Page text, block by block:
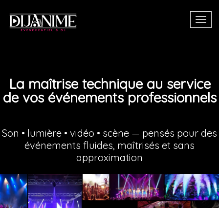
La maîtrise technique au service
de vos événements professionnels
Son • lumière • vidéo • scène — pensés pour des
événements fluides, maîtrisés et sans
approximation